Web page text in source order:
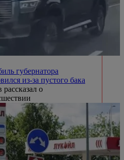
губернатора
из-за пустого бака
о